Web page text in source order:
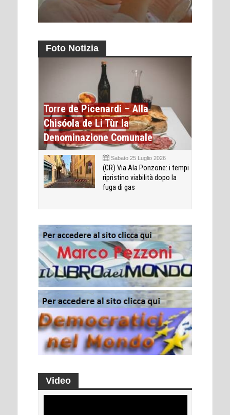
Foto Notizia
Torre de Picenardi – Alla
Chisóola de Li Tùr la
Denominazione Comunale
Sabato 25 Luglio 2026
(CR) Via Ala Ponzone: i tempi
ripristino viabilità dopo la
fuga di gas
Video